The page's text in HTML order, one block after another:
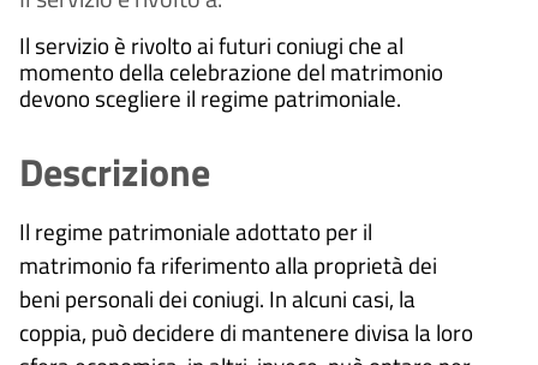
Il servizio è rivolto ai futuri coniugi che al
momento della celebrazione del matrimonio
devono scegliere il regime patrimoniale.
Descrizione
Il regime patrimoniale adottato per il
matrimonio fa riferimento alla proprietà dei
beni personali dei coniugi. In alcuni casi, la
coppia, può decidere di mantenere divisa la loro